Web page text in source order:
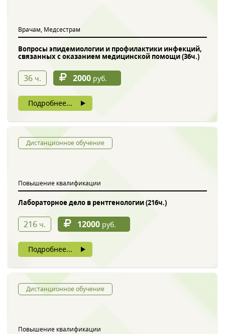
Врачам, Медсестрам
Вопросы эпидемиологии и профилактики инфекций,
связанных с оказанием медицинской помощи (36ч.)
36 ч. 2000 руб.
Подробнее...
Дистанционное обучение
Повышение квалификации
Лабораторное дело в рентгенологии (216ч.)
216 ч. 12000 руб.
Подробнее...
Дистанционное обучение
Повышение квалификации